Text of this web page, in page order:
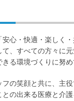
心・快適・楽しく
て、すべての方々に
る環境づくりに努め
の笑顔と共に、主役
との出来る医療と介